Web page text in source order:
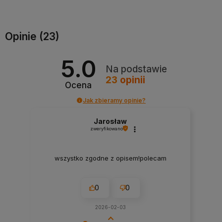
Opinie (23)
5.0
Ocena
Na podstawie
23 opinii
Jak zbieramy opinie?
Jarosław
zweryfikowano
wszystko zgodne z opisem!polecam
0 0
2026-02-03